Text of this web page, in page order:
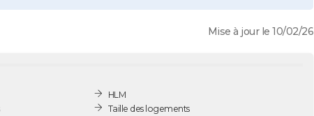
Mise à jour le 10/02/26
HLM
Taille des logements